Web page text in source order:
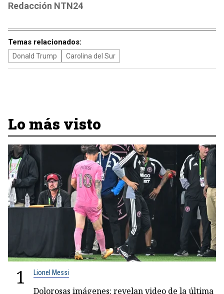
Redacción NTN24
Temas relacionados:
Donald Trump Carolina del Sur
Lo más visto
1 Lionel Messi
Dolorosas imágenes: revelan video de la última